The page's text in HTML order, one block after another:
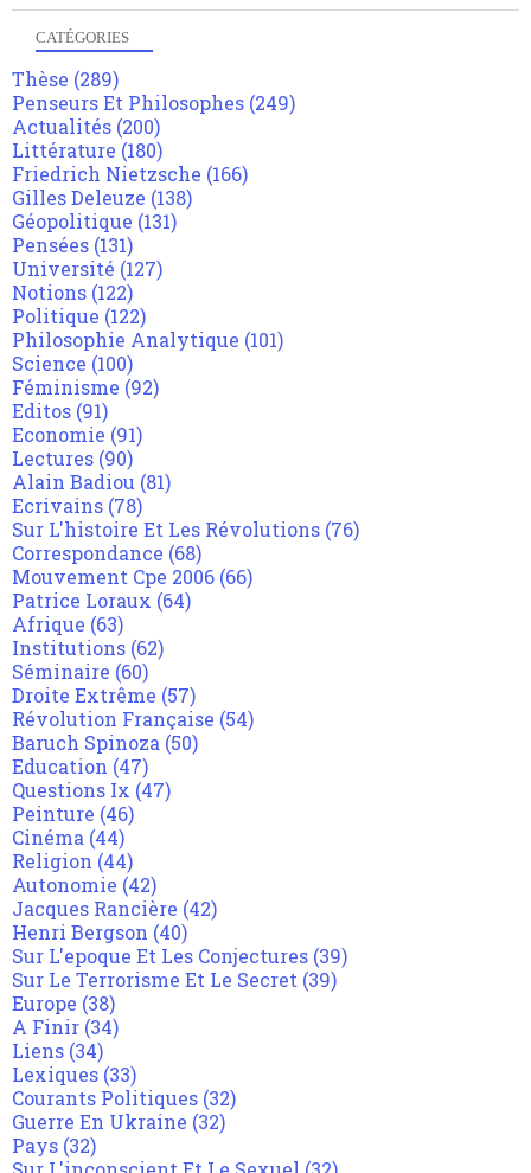
CATÉGORIES
Thèse (289)
Penseurs Et Philosophes (249)
Actualités (200)
Littérature (180)
Friedrich Nietzsche (166)
Gilles Deleuze (138)
Géopolitique (131)
Pensées (131)
Université (127)
Notions (122)
Politique (122)
Philosophie Analytique (101)
Science (100)
Féminisme (92)
Editos (91)
Economie (91)
Lectures (90)
Alain Badiou (81)
Ecrivains (78)
Sur L'histoire Et Les Révolutions (76)
Correspondance (68)
Mouvement Cpe 2006 (66)
Patrice Loraux (64)
Afrique (63)
Institutions (62)
Séminaire (60)
Droite Extrême (57)
Révolution Française (54)
Baruch Spinoza (50)
Education (47)
Questions Ix (47)
Peinture (46)
Cinéma (44)
Religion (44)
Autonomie (42)
Jacques Rancière (42)
Henri Bergson (40)
Sur L'epoque Et Les Conjectures (39)
Sur Le Terrorisme Et Le Secret (39)
Europe (38)
A Finir (34)
Liens (34)
Lexiques (33)
Courants Politiques (32)
Guerre En Ukraine (32)
Pays (32)